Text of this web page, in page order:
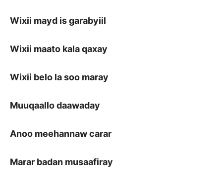
Wixii mayd is garabyiil
Wixii maato kala qaxay
Wixii belo la soo maray
Muuqaallo daawaday
Anoo meehannaw carar
Marar badan musaafiray